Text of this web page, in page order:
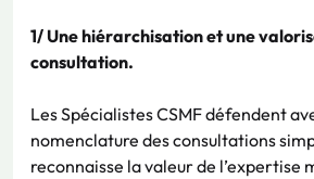
1/ Une hiérarchisation et une
consultation.
Les Spécialistes CSMF défendent
nomenclature des consultations
reconnaisse la valeur de l’expertise